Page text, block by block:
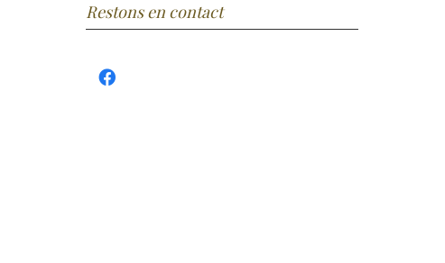
Restons en contact